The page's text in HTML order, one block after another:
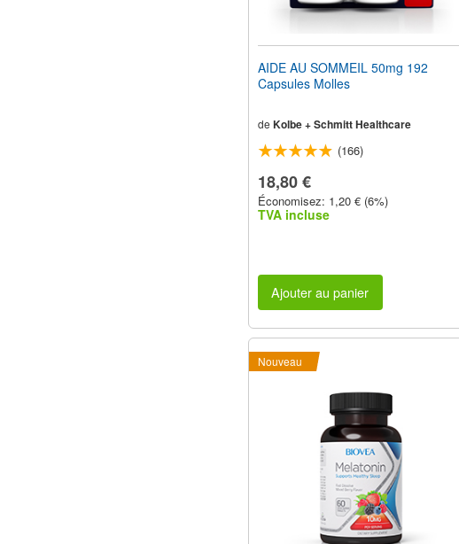
AIDE AU SOMMEIL 50mg 192
Capsules Molles
de Kolbe + Schmitt Healthcare
(166)
18,80 €
Économisez: 1,20 € (6%)
TVA incluse
Ajouter au panier
Nouveau